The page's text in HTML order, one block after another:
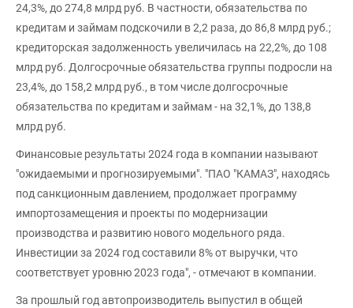
24,3%, до 274,8 млрд руб. В частности, обязательства по
кредитам и займам подскочили в 2,2 раза, до 86,8 млрд руб.;
кредиторская задолженность увеличилась на 22,2%, до 108
млрд руб. Долгосрочные обязательства группы подросли на
23,4%, до 158,2 млрд руб., в том числе долгосрочные
обязательства по кредитам и займам - на 32,1%, до 138,8
млрд руб.
Финансовые результаты 2024 года в компании называют
"ожидаемыми и прогнозируемыми". "ПАО "КАМАЗ", находясь
под санкционным давлением, продолжает программу
импортозамещения и проекты по модернизации
производства и развитию нового модельного ряда.
Инвестиции за 2024 год составили 8% от выручки, что
соответствует уровню 2023 года", - отмечают в компании.
За прошлый год автопроизводитель выпустил в общей